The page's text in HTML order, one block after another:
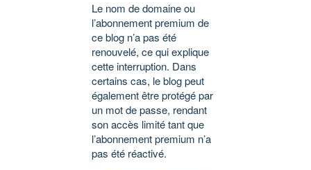
Le nom de domaine ou
l’abonnement premium de
ce blog n’a pas été
renouvelé, ce qui explique
cette interruption. Dans
certains cas, le blog peut
également être protégé par
un mot de passe, rendant
son accès limité tant que
l’abonnement premium n’a
pas été réactivé.